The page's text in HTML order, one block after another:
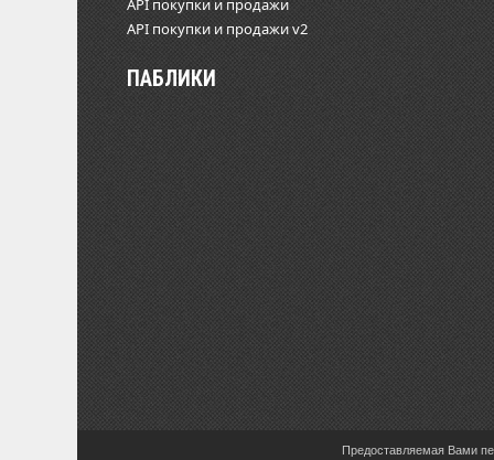
API покупки и продажи
API покупки и продажи v2
ПАБЛИКИ
Предоставляемая Вами